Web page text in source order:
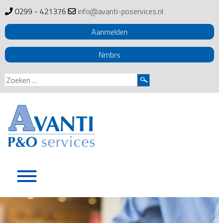
0299 - 421376
info@avanti-poservices.nl
Aanmelden
Nmbrs
Zoeken
naar: